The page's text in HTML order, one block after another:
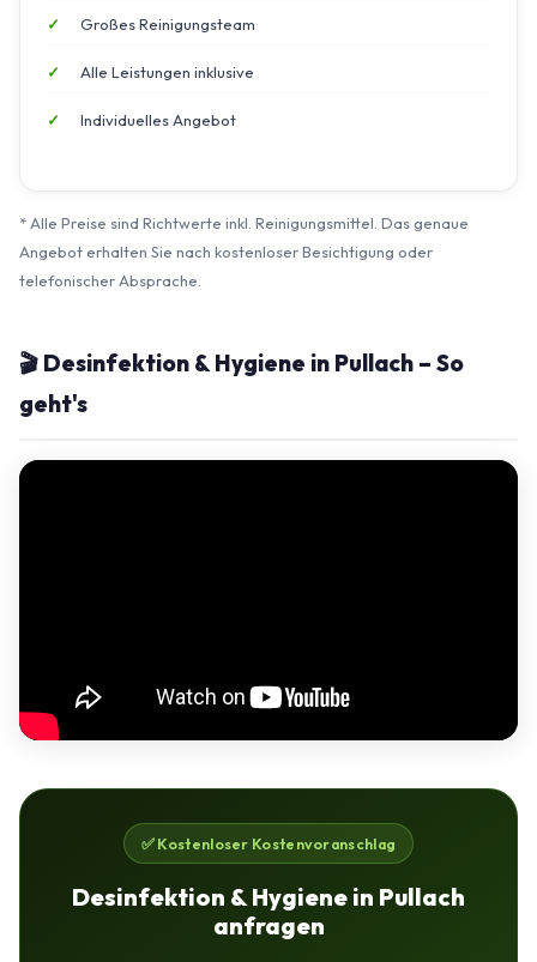
Großes Reinigungsteam
Alle Leistungen inklusive
Individuelles Angebot
* Alle Preise sind Richtwerte inkl. Reinigungsmittel. Das genaue
Angebot erhalten Sie nach kostenloser Besichtigung oder
telefonischer Absprache.
🎬 Desinfektion & Hygiene in Pullach – So
geht's
✅ Kostenloser Kostenvoranschlag
Desinfektion & Hygiene in Pullach
anfragen